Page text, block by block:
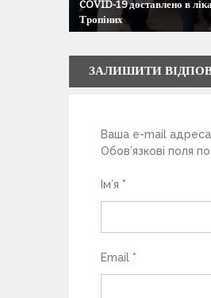
з
а
и
с
і
в
COVID-19 доставлено в
Тропіних
ЗАЛИШИТИ
Ваша e-mail
Обов’язкові поля
Ім’я *
Email *